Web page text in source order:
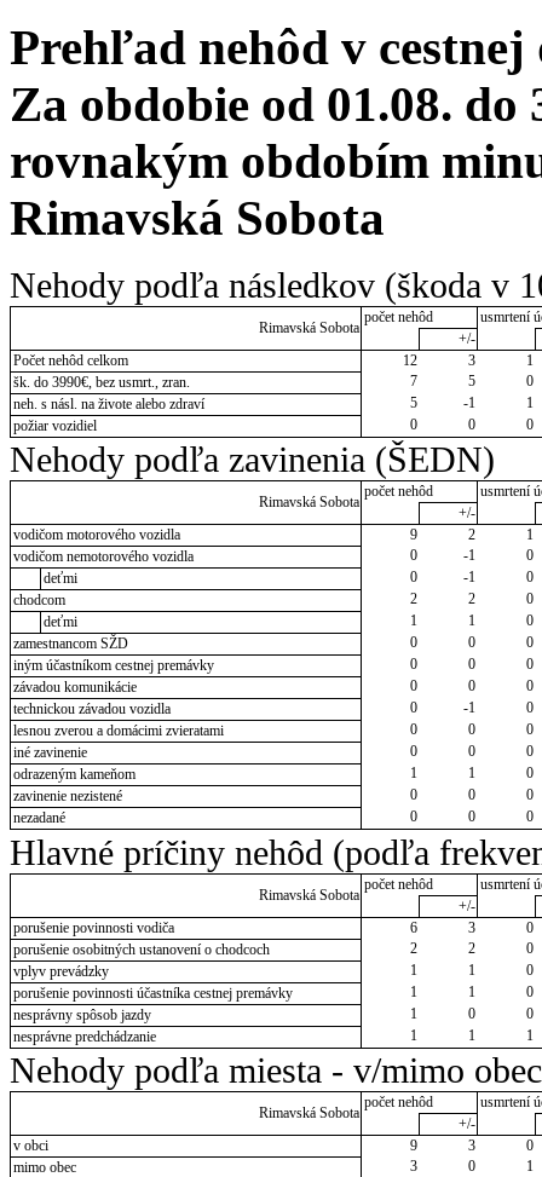
Prehľad nehôd v cestnej
Za obdobie od 01.08. do
rovnakým obdobím
Rimavská Sobota
Nehody podľa následkov (škoda v
Rimavská Sobota
počet nehôd
usmrtení
+/-
Počet nehôd celkom
12 3
1
šk. do 3990€, bez usmrt., zran.
7 5
0
neh. s násl. na živote alebo zdraví
5 -1
1
požiar vozidiel
0 0 0
Nehody podľa zavinenia (ŠEDN)
Rimavská Sobota
počet nehôd
usmrtení
+/-
vodičom motorového vozidla
9 2
1
vodičom nemotorového vozidla
0 -1
0
deťmi
0 -1
0
chodcom
2 2
0
deťmi
1 1
0
zamestnancom SŽD
0 0
0
iným účastníkom cestnej premávky
0 0
0
závadou komunikácie
0 0
0
technickou závadou vozidla
0 -1
0
lesnou zverou a domácimi zvieratami
0 0
0
iné zavinenie
0 0
0
odrazeným kameňom
1 1
0
zavinenie nezistené
0 0
0
nezadané
0 0 0
Hlavné príčiny nehôd (podľa
Rimavská Sobota
počet nehôd
usmrtení
+/-
porušenie povinnosti vodiča
6 3
0
porušenie osobitných ustanovení o chodcoch
2 2
0
vplyv prevádzky
1 1
0
porušenie povinnosti účastníka cestnej premávky
1 1
0
nesprávny spôsob jazdy
1 0
0
nesprávne predchádzanie
1 1 1
Nehody podľa miesta - v/mimo obec
Rimavská Sobota
počet nehôd
usmrtení
+/-
v obci
9 3
0
mimo obec
3 0
1